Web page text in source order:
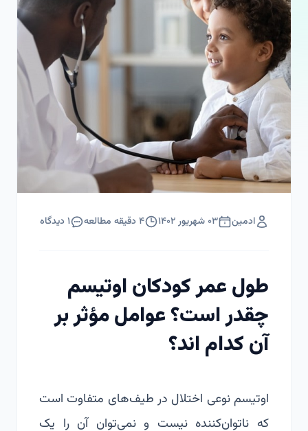
ادمین ۰۳ شهریور ۱۴۰۲ ۴ دقیقه مطالعه ۱ دیدگاه
طول عمر کودکان اوتیسم
چقدر است؟ عوامل مؤثر بر
آن کدام اند؟
اوتیسم نوعی اختلال در طیف‌های متفاوت است
که ناتوان‌کننده نیست و نمی‌توان آن را یک